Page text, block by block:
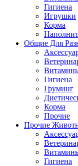
Гигиена
Игрушки
Корма
Общие Для
Гигиена
Груминг
Корма
Прочие
Прочие
Гигиена